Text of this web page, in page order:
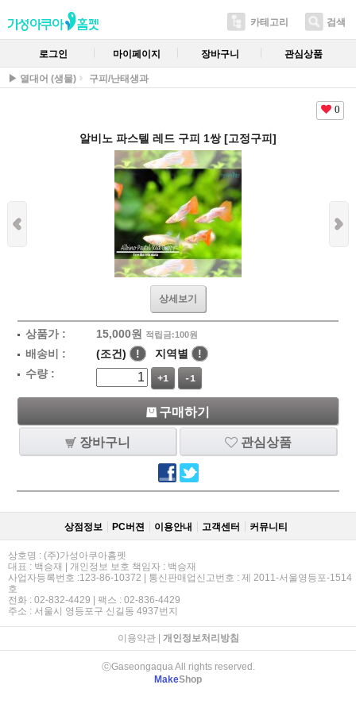
카테고리 검색
로그인 마이페이지 장바구니 관심상품
▶ 열대어 (생물) 구피/난태생과
0
알비노 파스텔 레드 구피 1쌍 [고정구피]
상세보기
상품가 : 15,000원 적립금:100원
배송비 : (조건) ! 지역별
!
수량 :
+1 -1
구매하기
장바구니 관심상품
상점정보 PC버젼 이용안내 고객센터 커뮤니티
상호명 : (주)가성아쿠아홈펫
대표 : 백승재 | 개인정보 보호 책임자 : 백승재
사업자등록번호 :123-86-10372 | 통신판매업신고번호 : 제 2011-서울영등포-1514
호
전화 : 02-832-4429 | 팩스 : 02-836-4429
주소 : 서울시 영등포구 신길동 4937번지
이용약관| 개인정보처리방침
ⓒGaseongaqua All rights reserved.
MakeShop